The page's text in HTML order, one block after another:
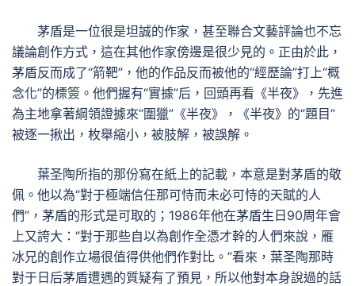
茅盾是一位很是坦誠的作家，甚至聯合文藝評論也不忘
議論創作方式，這在其他作家傍邊是很少見的。正由於此，
茅盾反而成了“箭靶”，他的作品反而被他的“經歷論”打上“概
念化”的標簽。他們握有“實據”后，回頭再看《半夜》，先進
為主地拿著綱領證據來“圍獵”《半夜》，《半夜》的“題目”
被逐一揪出，枚舉縮小，被肢解，被誤解。
葉圣陶所指的那份寫在紙上的記載，本意是對茅盾的敬
佩。他以為“對于極端信任那可恃而未必可恃的天賦的人
們”，茅盾的形式是可取的；1986年他在茅盾生日90周年會
上又誇大：“對于那些自以為創作全憑才幹的人們來說，雁
冰兄的創作立場很值得供他們作對比。”看來，葉圣陶那時
對于日后茅盾遭遇的質疑有了預見，所以他對本身說過的話